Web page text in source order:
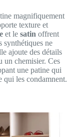
magnifiquement
texture et
et le satin offrent
synthétiques ne
ajoute des détails
un chemisier. Ces
une patine qui
qui les condamnent.